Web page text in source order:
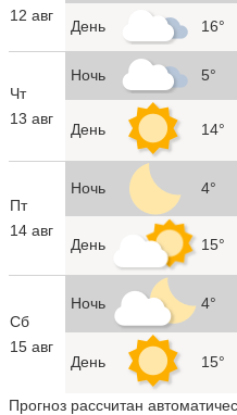
12 авг
День 16°
Чт
13 авг
Ночь 5°
День 14°
Пт
14 авг
Ночь 4°
День 15°
Сб
15 авг
Ночь 4°
День 15°
Прогноз рассчитан